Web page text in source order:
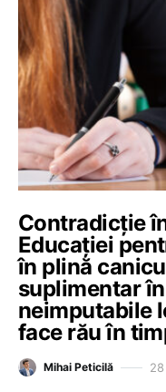
Contradicție
Educației
în plină
suplimentar
neimputabile
face rău în
Mihai Peticilă